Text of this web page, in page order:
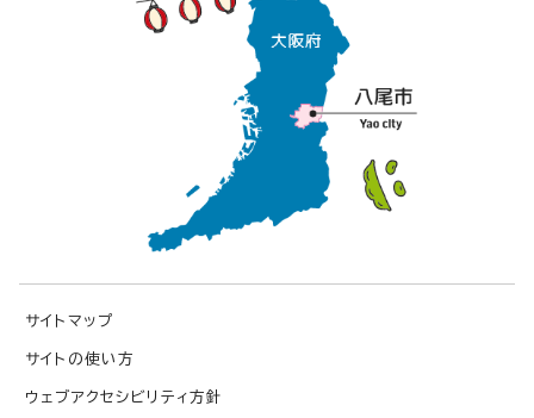
サイトマップ
サイトの使い方
ウェブアクセシビリティ方針